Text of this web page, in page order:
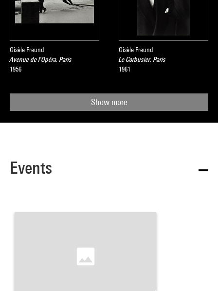
Gisèle Freund
Avenue de l'Opéra, Paris
1956
Gisèle Freund
Le Corbusier, Paris
1961
Show more
Events